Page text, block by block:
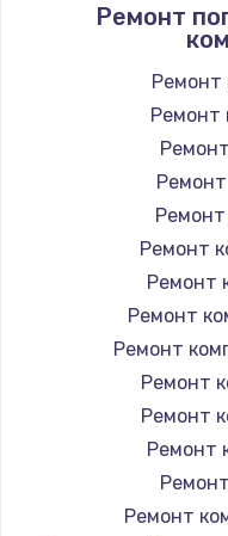
Замена
Замена
Ремонт
Ремонт
Ремонт
Ремонт
Ремонт
Ремонт
Ремонт
Ремонт
Ремонт
Ремонт
Ремонт
Ремонт